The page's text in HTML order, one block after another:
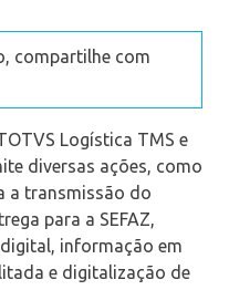
compartilhe com
Logística TMS e
diversas ações, como
a transmissão do
para a SEFAZ,
informação em
e digitalização de